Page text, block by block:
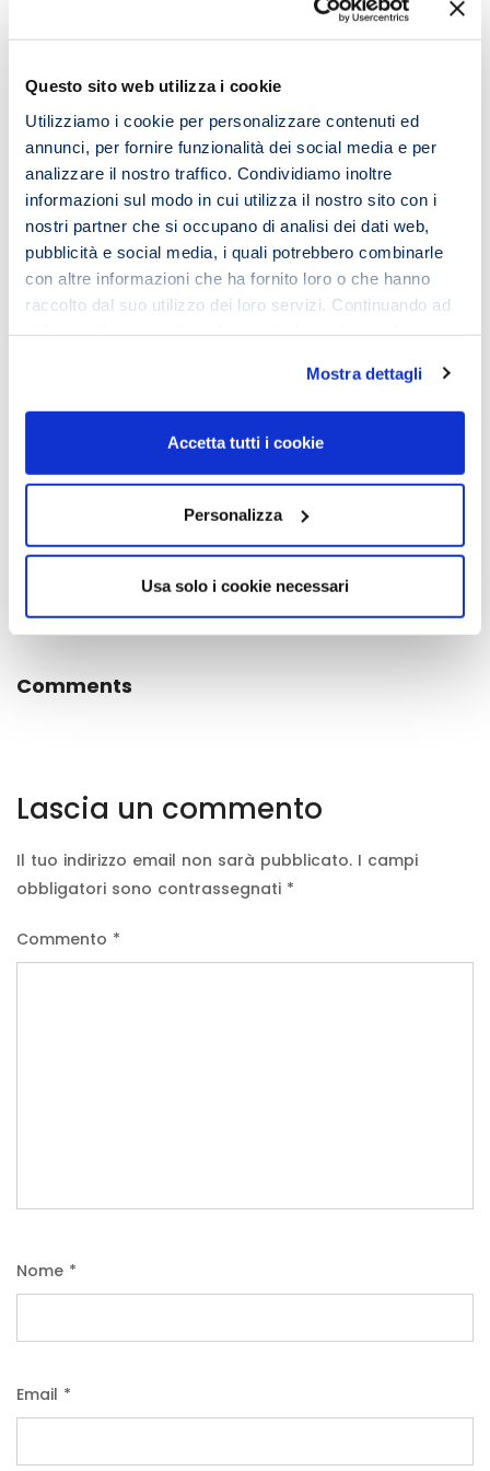
Questo sito web utilizza i cookie
Utilizziamo i cookie per personalizzare contenuti ed
annunci, per fornire funzionalità dei social media e per
analizzare il nostro traffico. Condividiamo inoltre
informazioni sul modo in cui utilizza il nostro sito con i
nostri partner che si occupano di analisi dei dati web,
pubblicità e social media, i quali potrebbero combinarle
con altre informazioni che ha fornito loro o che hanno
raccolto dal suo utilizzo dei loro servizi. Continuando ad
Mostra dettagli
Accetta tutti i cookie
Personalizza
Usa solo i cookie necessari
una chiara previsione di quale debba essere l’iter del
nostro apprendimento ci aiuta e ci motiva a non perderci
Imparare agestire il proprio tempoe le proprie risorse,
inserendo la propria attività all’interno di unprogramma
ben definito è sintomo di una grande presa di
responsabilitàe ci garantisce il raggiungimento del
risultato.
La pianificazione del lavoro rappresenta l’incipit più
produttivo e funzionale per una buona riuscita dell’intero
Mi fermo qui!
Se quello che hai letto ti è piaciuto e desideri
Comments
Lascia un commento
Il tuo indirizzo email non sarà pubblicato. I campi
obbligatori sono contrassegnati *
Commento *
Nome *
Email *